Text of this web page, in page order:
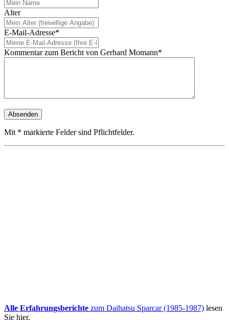
Alter
E-Mail-Adresse*
Kommentar zum Bericht von Gerhard Momann*
Mit * markierte Felder sind Pflichtfelder.
Alle Erfahrungsberichte zum Daihatsu Sparcar (1985-1987) lesen
Sie hier.